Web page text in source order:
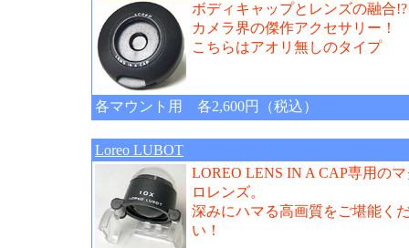
ボディキャップとレンズの融合!?
カメラ界の傑作アクセサリー！
こちらはアオリ無しのタイプ
各マウント用 各2,600円（税込）
Loreo LUBOT
LOREO LENS IN A CAP専用の
ロレンズ。
深みにハマる高画質をご堪能く
い！